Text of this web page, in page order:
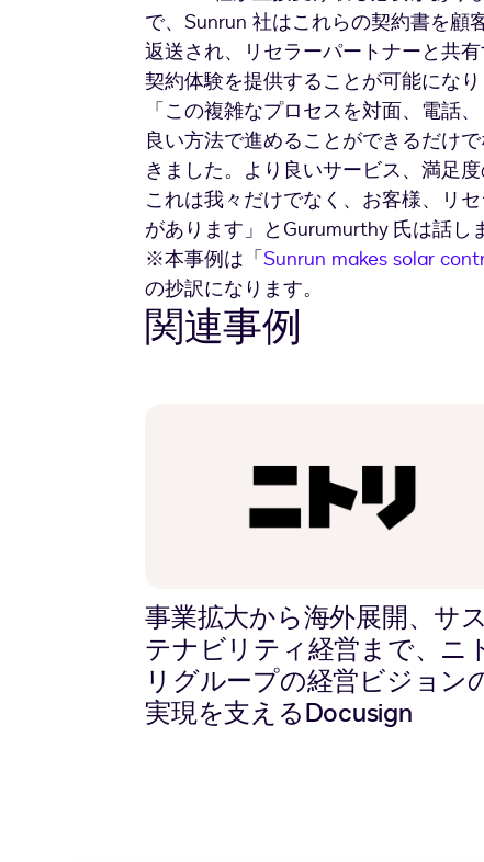
で、Sunrun 社はこれらの契約書を顧
返送され、リセラーパートナーと共
契約体験を提供することが可能になり
「この複雑なプロセスを対面、電話
良い方法で進めることができるだけ
きました。より良いサービス、満足
これは我々だけでなく、お客様、リ
があります」とGurumurthy 氏は話し
※本事例は「Sunrun makes solar
の抄訳になります。
関連事例
事業拡大から海外展開、サス
テナビリティ経営まで、ニ
リグループの経営ビジョン
実現を支えるDocusign